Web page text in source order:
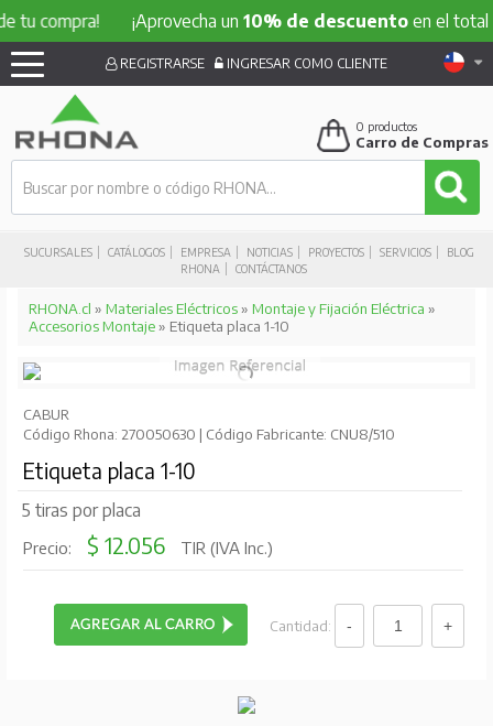
¡Aprovecha un10% de descuentoen el total de tu
SUCURSALES CATÁLOGOS EMPRESA NOTICIAS PROYECTOS SERVICIOS
BLOG
RHONA
CONTÁCTANOS
REGISTRARSE INGRESAR COMO CLIENTE
0 productos
Carro de Compras
RHONA.cl » Materiales Eléctricos» Montaje y Fijación Eléctrica »
Accesorios Montaje» Etiqueta placa 1-10
CABUR
Código Rhona: 270050630 | Código Fabricante: CNU8/510
Etiqueta placa 1-10
5 tiras por placa
Precio: $ 12.056 TIR (IVA Inc.)
Cantidad: